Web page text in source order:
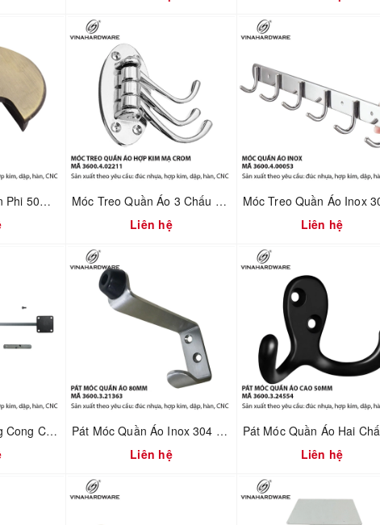
Nắp Luồn Dây Điện Phi 50mm Hợp Kim Đúc Xi Mạ Giả Cổ – Mã 2800.2.00502
Móc Treo Quần Áo 3 Chấu Gấp Xếp Mạ Crom – Gắn Tường | Mã 3600.4.02211
Liên hệ
Liên hệ
Bộ Phụ Kiện Chống Cong Cửa Tủ – Điều Chỉnh Cánh Cửa | Mã 3500.2.00007
Pát Móc Quần Áo Inox 304 Không Rỉ Tích Hợp Chặn Cửa – Dài 80mm | Mã 3600.3.21363
Liên hệ
Liên hệ